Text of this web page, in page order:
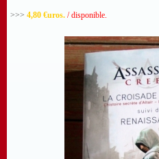
>>> 4,80 €uros. / disponible.